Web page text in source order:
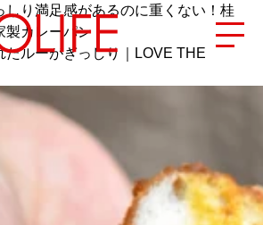
す
しり満足感があるのに重くない！桂
製カレーパン
たルーがぎっしり｜LOVE THE